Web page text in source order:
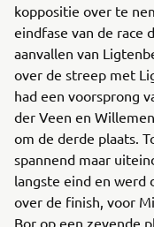
koppositie over te
eindfase van de race
aanvallen van
over de streep met
had een voorsprong
der Veen en
om de derde plaats.
spannend maar
langste eind en werd
over de finish, voor
Bor op een zevende